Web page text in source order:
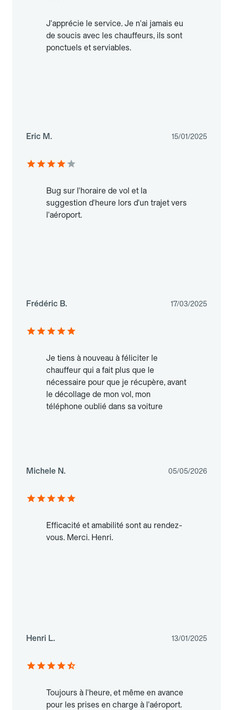
J'apprécie le service. Je n'ai jamais eu
de soucis avec les chauffeurs, ils sont
ponctuels et serviables.
Eric M. 15/01/2025
Bug sur l'horaire de vol et la
suggestion d'heure lors d'un trajet vers
l'aéroport.
Frédéric B. 17/03/2025
Je tiens à nouveau à féliciter le
chauffeur qui a fait plus que le
nécessaire pour que je récupère, avant
le décollage de mon vol, mon
téléphone oublié dans sa voiture
Michele N. 05/05/2026
Efficacité et amabilité sont au rendez-
vous. Merci. Henri.
Henri L. 13/01/2025
Toujours à l'heure, et même en avance
pour les prises en charge à l'aéroport.